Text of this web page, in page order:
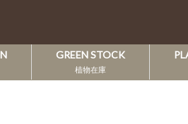
GREEN STOCK
植物在庫